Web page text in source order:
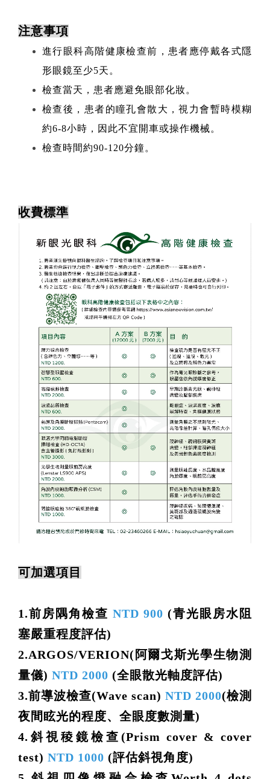
注意事項
進行眼科高階健康檢查前，患者應停戴各式隱
形眼鏡至少5天。
檢查當天，患者應避免眼部化妝。
檢查後，患者的瞳孔會散大，視力會暫時模糊
約6-8小時，因此不宜開車或操作機械。
檢查時間約90-120分鐘。
收費標準
可加選項目
1.前房隅角檢查 NTD 900 (青光眼房水阻
塞嚴重程度評估)
2.ARGOS/VERION(阿爾戈斯光學生物測
量儀) NTD 2000 (全眼散光軸度評估)
3.前導波檢查(Wave scan) NTD 2000(檢測
夜間眩光的程度、全眼度數測量)
4.斜視稜鏡檢查(Prism cover & cover
test) NTD 1000 (評估斜視角度)